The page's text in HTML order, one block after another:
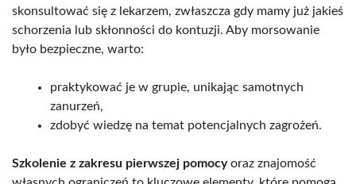
skonsultować się z lekarzem, zwłaszcza gdy mamy już jakieś
schorzenia lub skłonności do kontuzji. Aby morsowanie
było bezpieczne, warto:
praktykować je w grupie, unikając samotnych
zanurzeń,
zdobyć wiedzę na temat potencjalnych zagrożeń.
Szkolenie z zakresu pierwszej pomocyoraz znajomość